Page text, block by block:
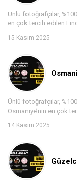
Ünlü fotoğrafçılar,
en çok tercih edilen
15 Kasım 2025
Ünlü fotoğrafçılar,
Osmaniye’nin en çok
14 Kasım 2025